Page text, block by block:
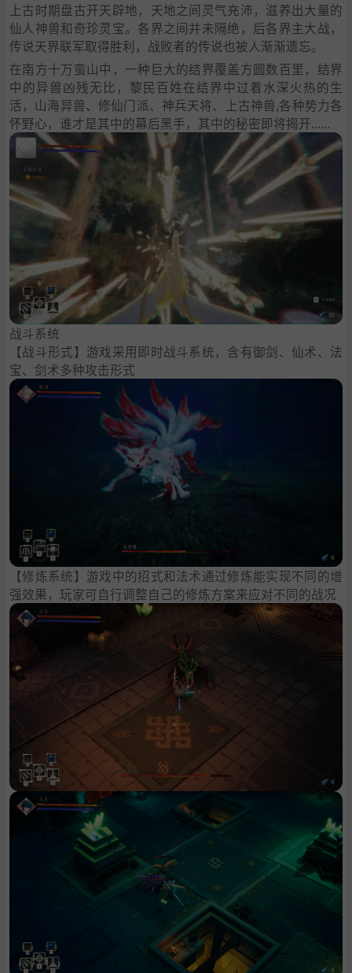
上古时期盘古开天辟地，天地之间灵气充沛，滋养出大量的
仙人神兽和奇珍灵宝。各界之间并未隔绝，后各界主大战，
传说天界联军取得胜利，战败者的传说也被人渐渐遗忘。
在南方十万蛮山中，一种巨大的结界覆盖方圆数百里，结界
中的异兽凶残无比，黎民百姓在结界中过着水深火热的生
活，山海异兽、修仙门派、神兵天将、上古神兽,各种势力各
怀野心，谁才是其中的幕后黑手，其中的秘密即将揭开......
战斗系统
【战斗形式】游戏采用即时战斗系统，含有御剑、仙术、法
宝、剑术多种攻击形式
【修炼系统】游戏中的招式和法术通过修炼能实现不同的增
强效果，玩家可自行调整自己的修炼方案来应对不同的战况